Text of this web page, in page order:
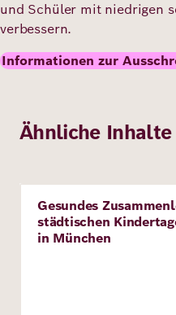
und Schüler mit niedrigen
verbessern.
Informationen zur
Ähnliche Inhalte
Projekt
Gesundes
städtischen
in München